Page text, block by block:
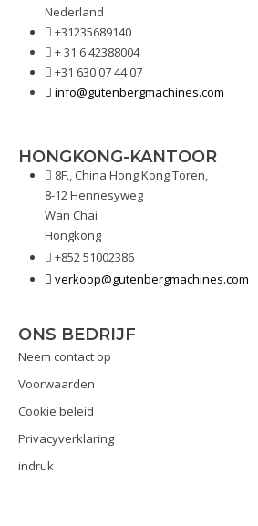
Nederland
+31235689140
+ 31 6 42388004
+31 630 07 44 07
info@gutenbergmachines.com
HONGKONG-KANTOOR
8F., China Hong Kong Toren,
8-12 Hennesyweg
Wan Chai
Hongkong
+852 51002386
verkoop@gutenbergmachines.com
ONS BEDRIJF
Neem contact op
Voorwaarden
Cookie beleid
Privacyverklaring
indruk